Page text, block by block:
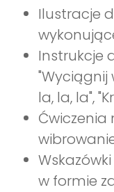
Ilustracje
Instrukcje
"Wyciągnij
la, la, la",
Ćwiczenia
w formie